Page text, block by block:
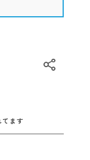
てます